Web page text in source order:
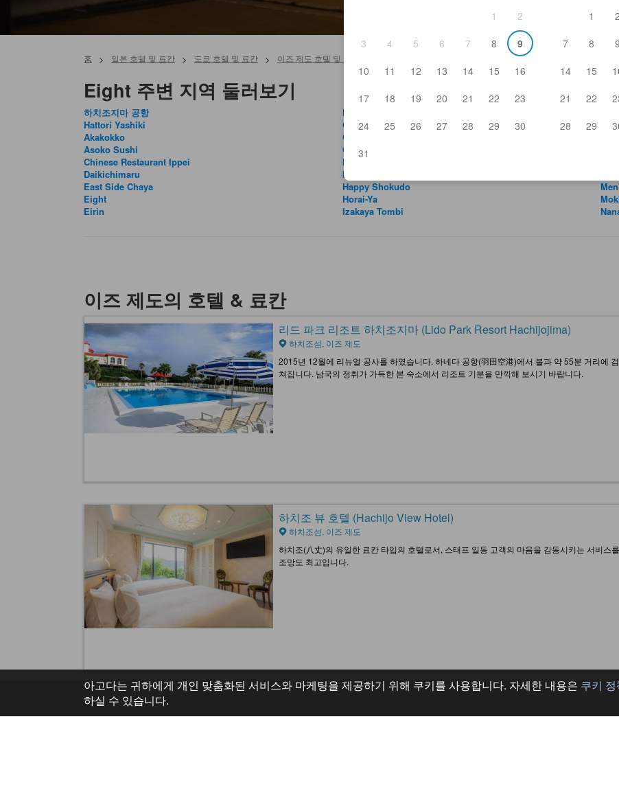
1
2
3
4 5 6 7 8
9
10
11 12 13 14 15
16
17
18 19 20 21 22
23
24
25 26 27 28 29
30
31
1
2
7
8 9
14
15
21
22
28
29
홈 > 일본 호텔 및 료칸 > 도쿄 호텔 및 료칸 > 이즈 제도 호텔 및 료칸
Eight 주변 지역 둘러보기
하치조지마 공항
Hattori Yashiki
Akakokko
Asoko Sushi
Chinese Restaurant Ippei
Daikichimaru
East Side Chaya
Eight
Eirin
Fujitaka
Ginpachi
Goan
Green Box
Hamagen
Hanabusa
Happy Shokudo
Horai-Ya
Izakaya Tombi
이즈 제도의 호텔 & 료칸
리드 파크 리조트 하치조지마 (Lido Park Resort Hachijojima)
하치조섬, 이즈 제도
2015년 12월에 리뉴얼 공사를 하였습니다. 하네다 공항(羽田空港)에서 불과 약 55분 거리에
쳐집니다. 남국의 정취가 가득한 본 숙소에서 리조트 기분을 만끽해 보시기 바랍니다.
하치조 뷰 호텔 (Hachijo View Hotel)
하치조섬, 이즈 제도
하치조(八丈)의 유일한 료칸 타입의 호텔로서, 스태프 일동 고객의 마음을 감동시키는 서비스
조망도 최고입니다.
아고다는 귀하에게 개인 맞춤화된 서비스와 마케팅을 제공하기 위해 쿠키를 사용합니다. 자세한 내용은 쿠키 정
하실 수 있습니다.